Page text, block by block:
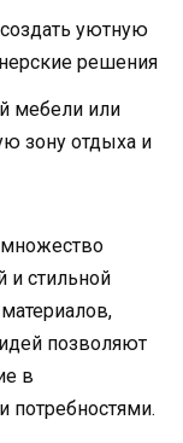
уютную
решения
мебели или
зону отдыха и
и стильной
позволяют
в
потребностями.